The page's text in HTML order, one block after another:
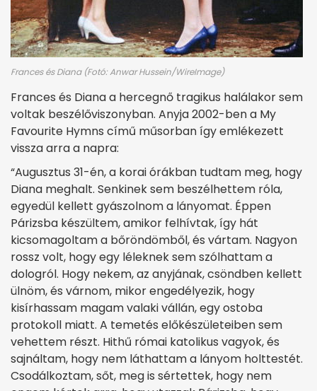
Frances és Diana (Fotó: Anwar Hussein/WireImage)
Frances és Diana a hercegnő tragikus halálakor sem
voltak beszélőviszonyban. Anyja 2002-ben a My
Favourite Hymns című műsorban így emlékezett
vissza arra a napra:
“Augusztus 31-én, a korai órákban tudtam meg, hogy
Diana meghalt. Senkinek sem beszélhettem róla,
egyedül kellett gyászolnom a lányomat. Éppen
Párizsba készültem, amikor felhívtak, így hát
kicsomagoltam a bőröndömből, és vártam. Nagyon
rossz volt, hogy egy léleknek sem szólhattam a
dologról. Hogy nekem, az anyjának, csöndben kellett
ülnöm, és várnom, mikor engedélyezik, hogy
kisírhassam magam valaki vállán, egy ostoba
protokoll miatt. A temetés előkészületeiben sem
vehettem részt. Hithű római katolikus vagyok, és
sajnáltam, hogy nem láthattam a lányom holttestét.
Csodálkoztam, sőt, meg is sértettek, hogy nem